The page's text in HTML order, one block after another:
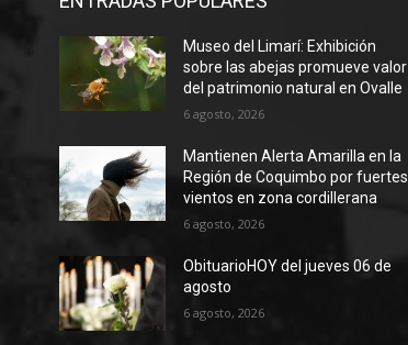
Museo del Limarí: Exhibición
sobre las abejas promueve valor
del patrimonio natural en Ovalle
6 agosto, 2026
Mantienen Alerta Amarilla en la
Región de Coquimbo por fuertes
vientos en zona cordillerana
6 agosto, 2026
ObituarioHOY del jueves 06 de
agosto
6 agosto, 2026